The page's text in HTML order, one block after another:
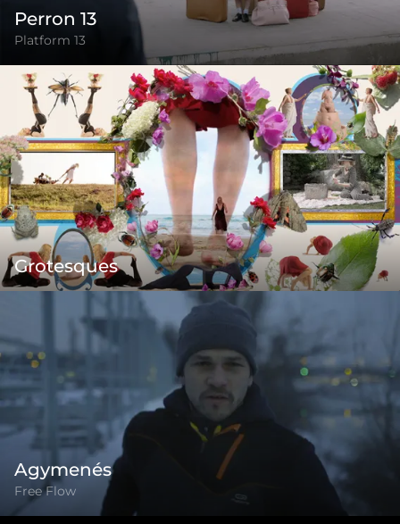
Perron 13
Platform 13
Grotesques
Agymenés
Free Flow